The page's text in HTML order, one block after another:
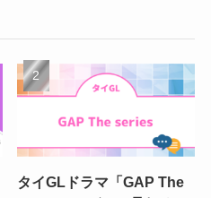
タイGLドラマ「GAP The